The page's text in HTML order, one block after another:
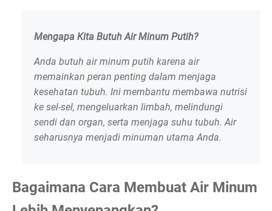
Mengapa Kita Butuh Air Minum Putih?
Anda butuh air minum putih karena air
memainkan peran penting dalam menjaga
kesehatan tubuh. Ini membantu membawa nutrisi
ke sel-sel, mengeluarkan limbah, melindungi
sendi dan organ, serta menjaga suhu tubuh. Air
seharusnya menjadi minuman utama Anda.
Bagaimana Cara Membuat Air Minum